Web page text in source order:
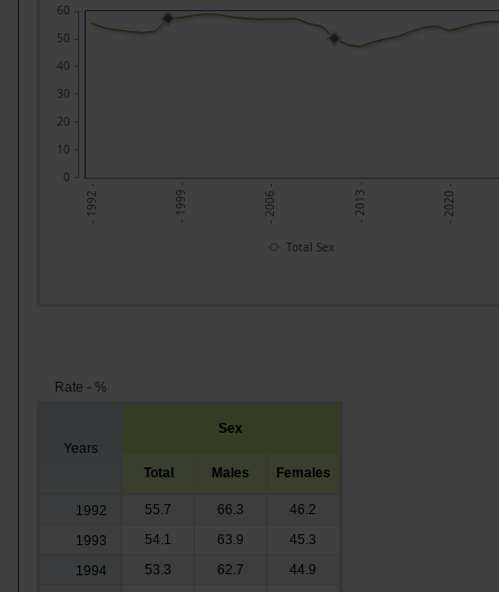
- 1992 - - 1999 - - 2006 - - 2013 - - 2020 -
0
10
20
30
40
50
60
Total Sex
Rate - %
Years
Sex
Total Males Females
1992 55.7 66.3
46.2
1993
54.1 63.9
45.3
1994
53.3 62.7
44.9